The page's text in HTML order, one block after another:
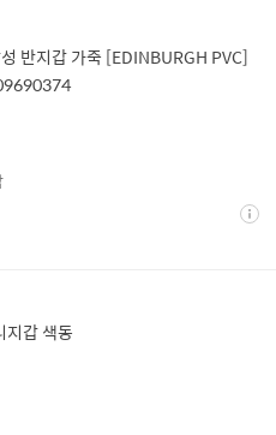
반지갑 가죽 [EDINBURGH PVC]
상
지갑 색동